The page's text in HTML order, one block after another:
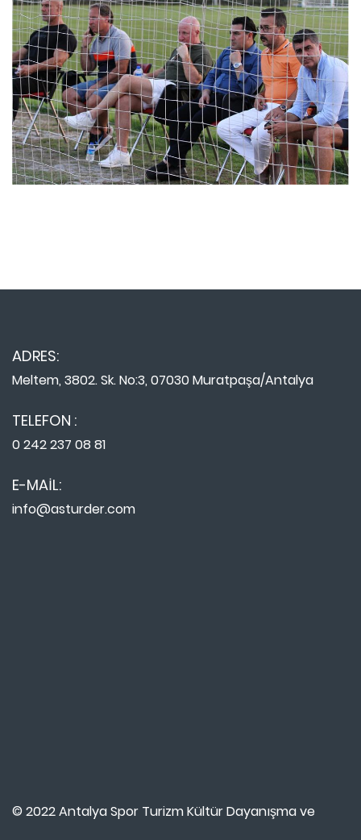
ADRES:
Meltem, 3802. Sk. No:3, 07030 Muratpaşa/Antalya
TELEFON :
0 242 237 08 81
E-MAIL:
info@asturder.com
© 2022 Antalya Spor Turizm Kültür Dayanışma ve